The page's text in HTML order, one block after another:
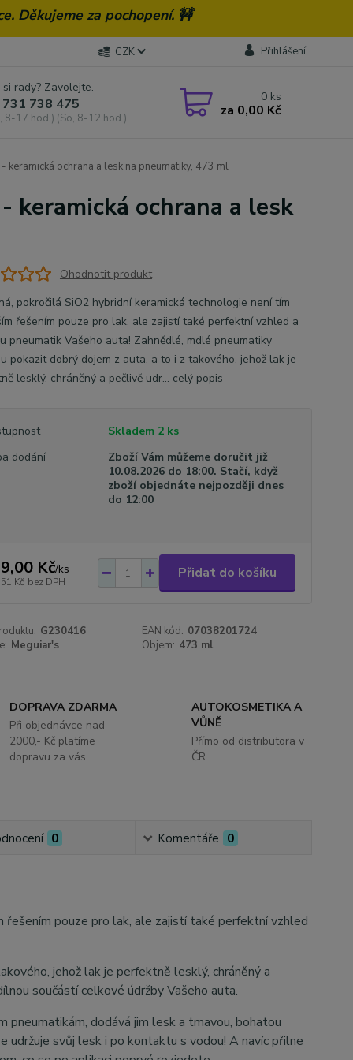
Děkujeme za pochopení. 🚧
CZK Přihlášení
rady? Zavolejte.
738 475
8-17 hod.) (So, 8-12 hod.)
0 ks
za 0,00 Kč
ochrana a lesk na pneumatiky, 473 ml
keramická ochrana a lesk
Ohodnotit produkt
pokročilá SiO2 hybridní keramická technologie není tím
řešením pouze pro lak, ale zajistí také perfektní vzhled a
pneumatik Vašeho auta! Zahnědlé, mdlé pneumatiky
pokazit dobrý dojem z auta, a to i z takového, jehož lak je
lesklý, chráněný a pečlivě udr... celý popis
Skladem 2 ks
dodání
Zboží Vám můžeme doručit již
10.08.2026 do 18:00. Stačí, když
zboží objednáte nejpozději dnes
do 12:00
Kč/ks
Kč bez DPH
Přidat do košíku
G230416 EAN kód: 07038201724
Meguiar's Objem: 473 ml
DOPRAVA ZDARMA
Při objednávce nad
2000,- Kč platíme
dopravu za vás.
AUTOKOSMETIKA A
VŮNĚ
Přímo od distributora v
ČR
0 Komentáře 0
řešením pouze pro lak, ale zajistí také perfektní vzhled
jehož lak je perfektně lesklý, chráněný a
součástí celkové údržby Vašeho auta.
pneumatikám, dodává jim lesk a tmavou, bohatou
udržuje svůj lesk i po kontaktu s vodou! A navíc přilne